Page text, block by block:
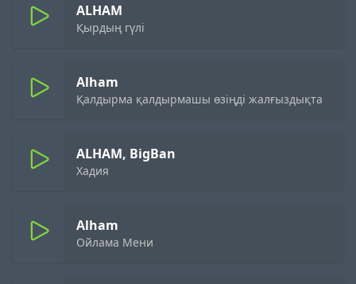
ALHAM
Қырдың гүлі
Alham
Қалдырма қалдырмашы өзіңді жалғыздықта
ALHAM, BigBan
Хадия
Alham
Ойлама Мени